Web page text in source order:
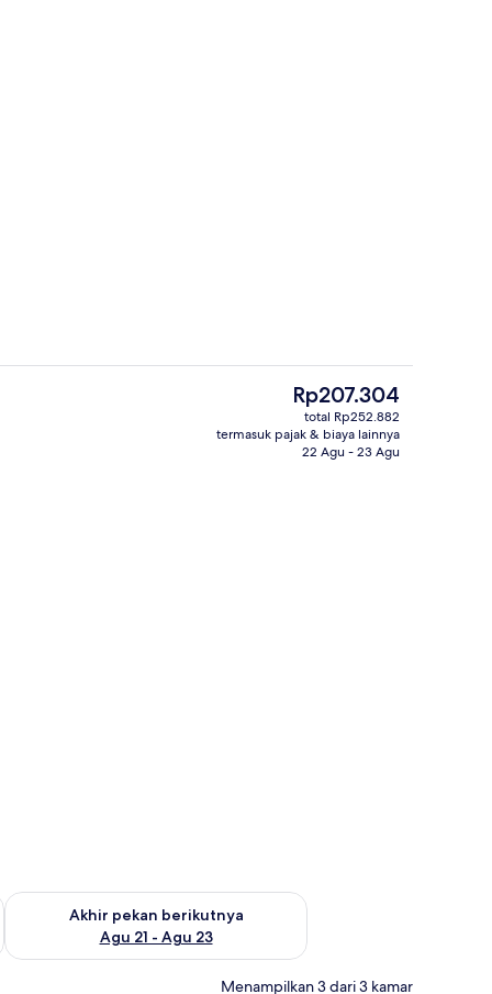
Halaman properti
Harga
saat
ini
Rp207.304
Rp207.304
total Rp252.882
termasuk pajak & biaya lainnya
22 Agu - 23 Agu
Agu 14 - Agu 16
Akhir pekan berikutnya
Agu 21 - Agu 23
Periksa ketersediaan untuk akhir pekan berikutnya Agu 21 -
Menampilkan 3 dari 3 kamar